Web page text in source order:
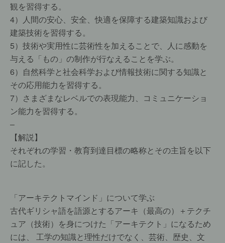
観を習得する。
4）人間の安心、安全、快適を保障する建築知識および
建築技術を習得する。
5）技術や実用性に芸術性を加えることで、人に感動を
与える「もの」の制作が行なえることを学ぶ。
6）自然科学と社会科学および情報技術に関する知識と
その応用能力を習得する。
7）さまざまなレベルでの表現能力、コミュニケーショ
ン能力を習得する。
–
【解説】
それぞれの学習・教育到達目標の略称とその主旨を以下
に記した。
「アーキテクトマインド」について学ぶ
古代ギリシャ語を語源とするアーキ（最高の）＋テクチ
ュア（技術）を身につけた「アーキテクト」になるため
には、 工学の知識と理性だけでなく、芸術、歴史、文